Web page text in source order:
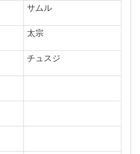
サムル
太宗
チュスジ